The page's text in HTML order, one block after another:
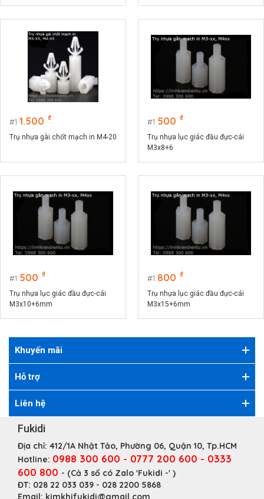
1 1.500 ₫
Trụ nhựa gài chốt mạch in M4-20
1 500 ₫
Trụ nhựa lục giác đầu đực-cái
M3x8+6
1 500 ₫
Trụ nhựa lục giác đầu đực-cái
M3x10+6mm
1 800 ₫
Trụ nhựa lục giác đầu đực-cái
M3x15+6mm
Khuyến mãi
Hỗ trợ
Liên hệ
Fukidi
Địa chỉ: 412/1A Nhật Tảo, Phường 06, Quận 10, Tp.HCM
Hotline: 0988 300 600 - 0777 200 600 - 0333
600 800 - (Cả 3 số có Zalo 'Fukidi -' )
ĐT: 028 22 033 039 - 028 2200 5868
Email: kimkhifukidi@gmail.com